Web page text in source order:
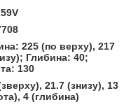
225 (по верху), 217
Глибина: 40;
130
21.7 (знизу), 13
4 (глибина)